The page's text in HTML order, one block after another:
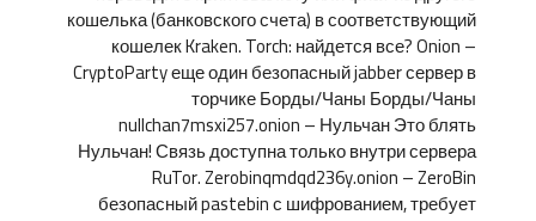
кошелька (банковского счета) в соответствующий
кошелек Kraken. Torch: найдется все? Onion –
CryptoParty еще один безопасный jabber сервер в
торчике Борды/Чаны Борды/Чаны
nullchan7msxi257.onion – Нульчан Это блять
Нульчан! Связь доступна только внутри сервера
RuTor. Zerobinqmdqd236y.onion – ZeroBin
безопасный pastebin с шифрованием, требует